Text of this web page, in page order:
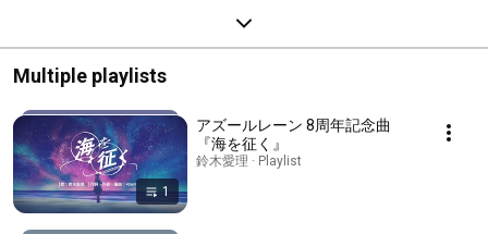
Multiple playlists
1
アズールレーン 8周年記念曲
『海を征く』
鈴木愛理 · Playlist